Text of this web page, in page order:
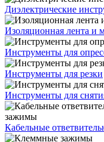
Диэлектрические
Изоляционная лента и
Инструменты для
Инструменты для резки
Инструменты для
Кабельные